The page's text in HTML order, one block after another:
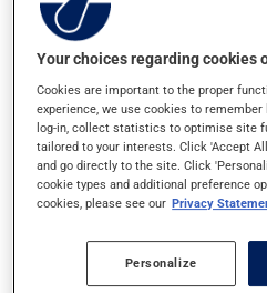
semaine. Il est possible que
indiqué un horaire différent
vous. Habituellement, on ne
Il est important de respecter
l'étiquette. N'en utilisez pas
qu'indiqué.
Effets indésirables
Ce produit est généralement
que des effets secondaires
Your choices regarding cookies
Cookies are important to the proper
experience, we use cookies to
log-in, collect statistics to optimise site
tailored to your interests. Click 'Accept
and go directly to the site. Click
cookie types and additional preference
cookies, please see our Privacy
Personalize